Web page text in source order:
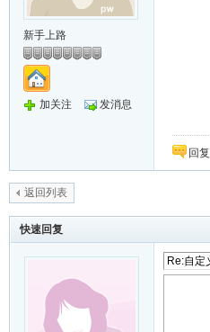
新手上路
加关注 发消息
回复
返回列表
快速回复